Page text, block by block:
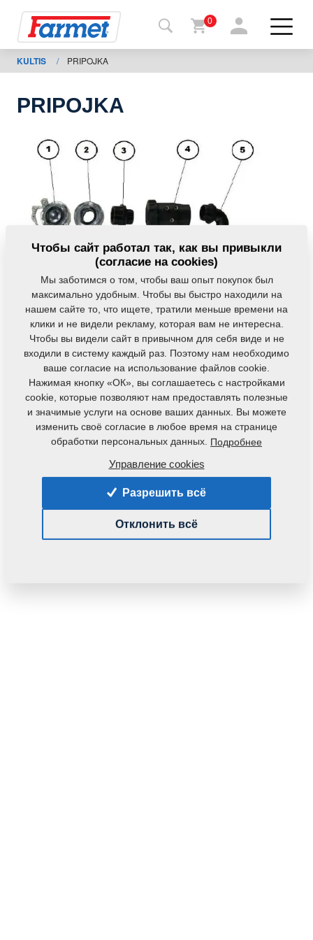
Назад
на
шоп
Мои
машины
скачиванию
0
KULTIS / PRIPOJKA
PRIPOJKA
m86116640
Данная деталь также применяется и для
следующего оборудования:
Чтобы сайт работал так, как вы привыкли
(согласие на cookies)
Мы заботимся о том, чтобы ваш опыт покупок был
максимально удобным. Чтобы вы быстро находили на
нашем сайте то, что ищете, тратили меньше времени на
клики и не видели рекламу, которая вам не интересна.
Чтобы вы видели сайт в привычном для себя виде и не
входили в систему каждый раз. Поэтому нам необходимо
ваше согласие на использование файлов cookie.
Нажимая кнопку «ОК», вы соглашаетесь с настройками
cookie, которые позволяют нам предоставлять полезные
и значимые услуги на основе ваших данных. Вы можете
изменить своё согласие в любое время на странице
обработки персональных данных. Подробнее
Управление cookies
Разрешить всё
Отклонить всё